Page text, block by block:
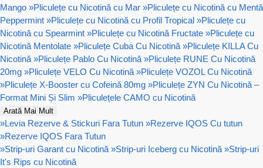
Mango »Pliculețe cu Nicotină cu Mar »Pliculețe cu Nicotină cu Mentă
Peppermint »Pliculețe cu Nicotină cu Profil Tropical »Pliculețe cu
Nicotină cu Spearmint »Pliculețe cu Nicotină Fructate »Pliculețe cu
Nicotină Mentolate »Pliculețe Cuba Cu Nicotină »Pliculețe KILLA Cu
Nicotină »Pliculețe Pablo Cu Nicotină »Pliculețe RUNE Cu Nicotină
20mg »Pliculețe VELO Cu Nicotină »Pliculețe VOZOL Cu Nicotină
»Pliculețe X-Booster cu Cofeină 80mg »Pliculețe ZYN Cu Nicotină –
Format Mini Și Slim »Pliculețele CAMO cu Nicotină
Arată Mai Mult
»Levia Rezerve & Stickuri Fara Tutun »Rezerve IQOS Cu tutun
»Rezerve IQOS Fara Tutun
»Strip-uri Garant cu Nicotină »Strip-uri Iceberg cu Nicotină »Strip-uri
It's Rips cu Nicotină